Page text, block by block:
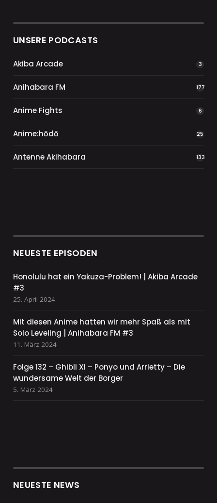
UNSERE PODCASTS
Akiba Arcade 3
Anihabara FM 177
Anime Fights 6
Anime:hōdō 25
Antenne Akihabara 133
NEUESTE EPISODEN
Honolulu hat ein Yakuza-Problem! | Akiba Arcade
#3
25. April 2024
Mit diesen Anime hatten wir mehr Spaß als mit
Solo Leveling | Anihabara FM #3
11. März 2024
Folge 132 – Ghibli XI – Ponyo und Arrietty – Die
wundersame Welt der Borger
5. März 2024
NEUESTE NEWS